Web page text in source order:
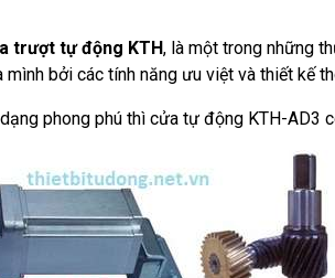
trượt tự động KTH, là một trong những
bởi các tính năng ưu việt và thiết kế
phong phú thì cửa tự động KTH-